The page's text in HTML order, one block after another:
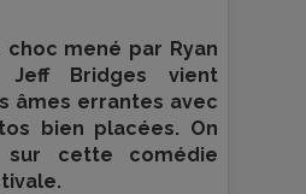
mené par Ryan
Jeff Bridges vient
âmes errantes avec
bien placées. On
cette comédie